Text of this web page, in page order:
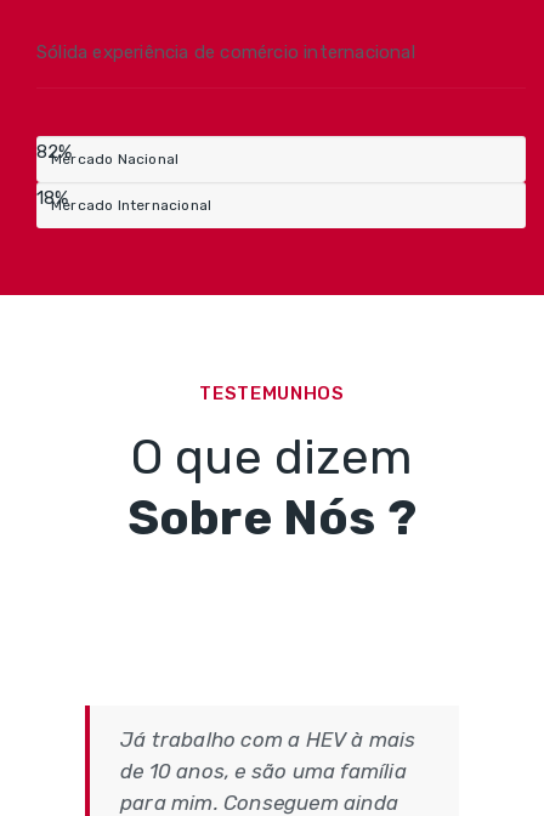
Sólida experiência de comércio internacional
Mercado Nacional
82%
Mercado Internacional
18%
TESTEMUNHOS
O que dizem
Sobre Nós ?
Já trabalho com a HEV à mais
de 10 anos, e são uma família
para mim. Conseguem ainda